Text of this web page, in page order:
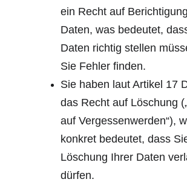
ein Recht auf
Daten, was bedeutet,
Daten richtig stellen
Sie Fehler finden.
Sie haben laut Artikel 17
das Recht auf Löschung
auf Vergessenwerden“),
konkret bedeutet, dass
Löschung Ihrer Daten
dürfen.